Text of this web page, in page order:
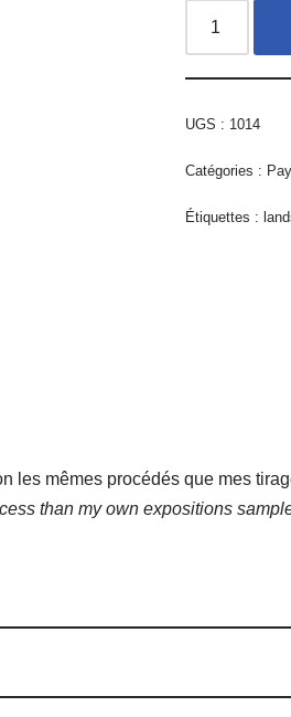
UGS : 1014
Catégories :
Étiquettes :
les mêmes procédés que mes
than my own expositions